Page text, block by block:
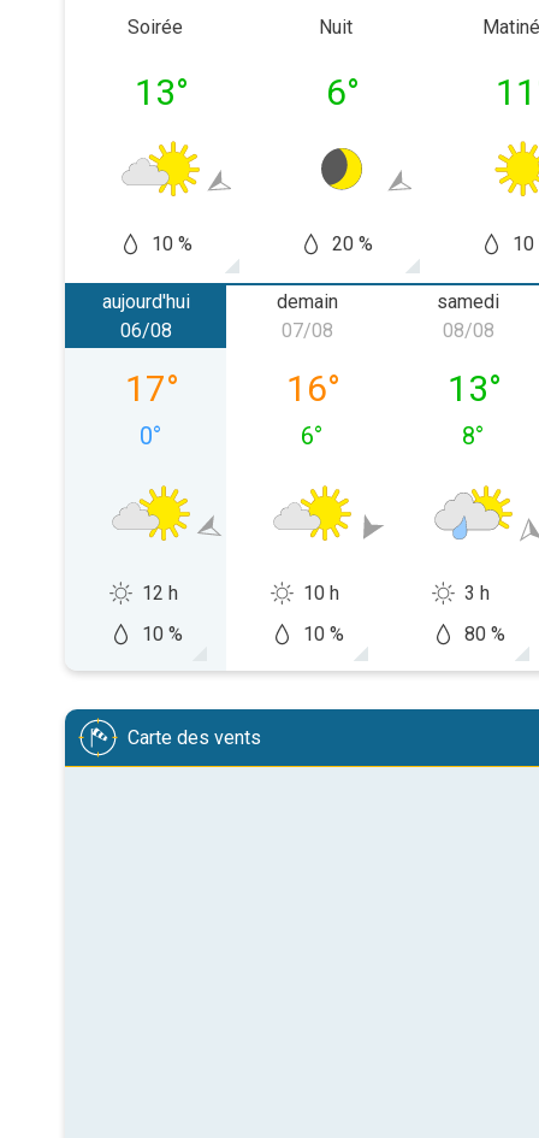
Soirée
13°
10 %
Nuit
6°
20 %
11
10
aujourd'hui
jeudi 06/08
06/08
17°
0°
12 h
10 %
demain
vendredi 07/08
07/08
16°
6°
10 h
10 %
samedi
samedi
08/08
13°
8°
3 h
80 %
Carte des vents